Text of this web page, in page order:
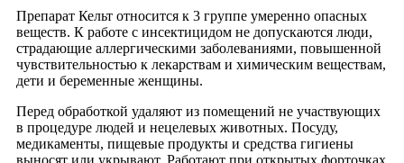
Препарат Кельт относится к 3 группе умеренно опасных
веществ. К работе с инсектицидом не допускаются люди,
страдающие аллергическими заболеваниями, повышенной
чувствительностью к лекарствам и химическим веществам,
дети и беременные женщины.
Перед обработкой удаляют из помещений не участвующих
в процедуре людей и нецелевых животных. Посуду,
медикаменты, пищевые продукты и средства гигиены